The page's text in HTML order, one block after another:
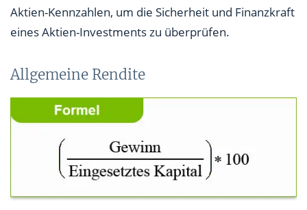
Aktien-Kennzahlen, um die Sicherheit und Finanzkraft
eines Aktien-Investments zu überprüfen.
Allgemeine Rendite